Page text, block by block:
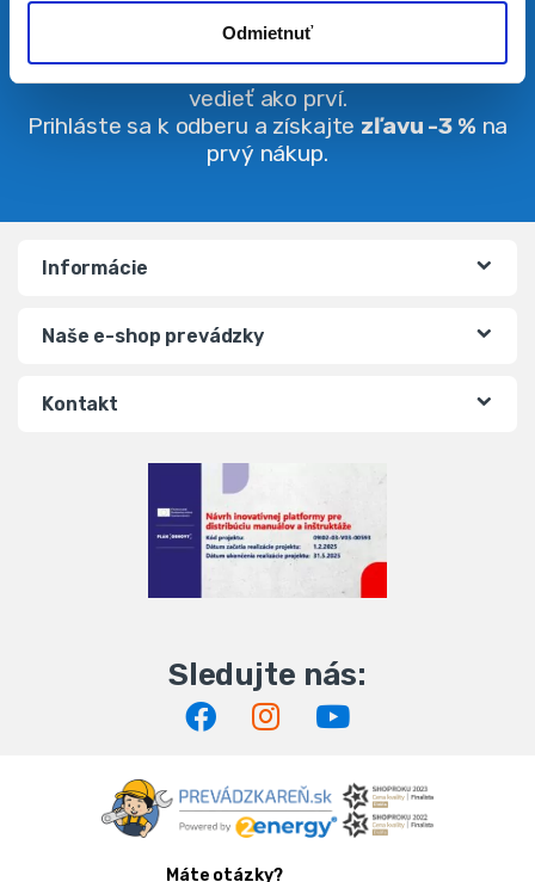
Odmietnuť
Pravidelná dávka noviniek
Buďte vždy v obraze. O zľavách budete
vedieť ako prví.
Prihláste sa k odberu a získajte zľavu -3 % na
prvý nákup.
Informácie
Naše e-shop prevádzky
Kontakt
Máte otázky?